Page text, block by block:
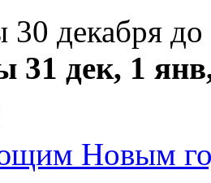
30 декабря
31 дек, 1
Новым